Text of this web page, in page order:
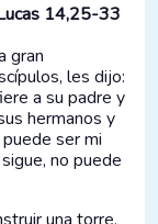
14,25-33
gran
les dijo:
a su padre y
hermanos y
ser mi
no puede